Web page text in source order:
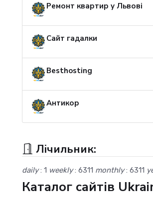
Ремонт квартир у Львові
Сайт гадалки
Besthosting
Антикор
Лічильник:
daily: 1 weekly: 6311 monthly: 6311
Каталог сайтів